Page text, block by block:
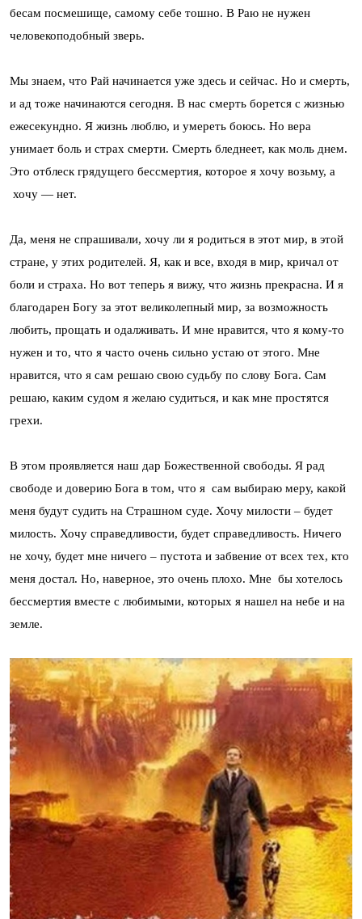
бесам посмешище, самому себе тошно. В Раю не нужен
человекоподобный зверь.
Мы знаем, что Рай начинается уже здесь и сейчас. Но и смерть,
и ад тоже начинаются сегодня. В нас смерть борется с жизнью
ежесекундно. Я жизнь люблю, и умереть боюсь. Но вера
унимает боль и страх смерти. Смерть бледнеет, как моль днем.
Это отблеск грядущего бессмертия, которое я хочу возьму, а
хочу — нет.
Да, меня не спрашивали, хочу ли я родиться в этот мир, в этой
стране, у этих родителей. Я, как и все, входя в мир, кричал от
боли и страха. Но вот теперь я вижу, что жизнь прекрасна. И я
благодарен Богу за этот великолепный мир, за возможность
любить, прощать и одалживать. И мне нравится, что я кому-то
нужен и то, что я часто очень сильно устаю от этого. Мне
нравится, что я сам решаю свою судьбу по слову Бога. Сам
решаю, каким судом я желаю судиться, и как мне простятся
грехи.
В этом проявляется наш дар Божественной свободы. Я рад
свободе и доверию Бога в том, что я сам выбираю меру, какой
меня будут судить на Страшном суде. Хочу милости – будет
милость. Хочу справедливости, будет справедливость. Ничего
не хочу, будет мне ничего – пустота и забвение от всех тех, кто
меня достал. Но, наверное, это очень плохо. Мне бы хотелось
бессмертия вместе с любимыми, которых я нашел на небе и на
земле.